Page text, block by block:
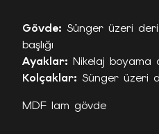
Gövde: Sünger üzeri
başlığı
Ayaklar: Nikelaj boyama
Kolçaklar: Sünger üzeri
MDF lam gövde